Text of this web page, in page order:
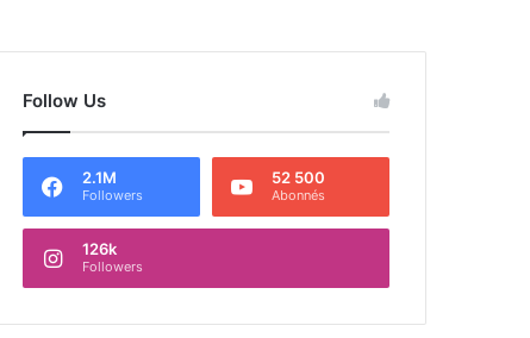
Follow Us
2.1M
Followers
52 500
Abonnés
126k
Followers